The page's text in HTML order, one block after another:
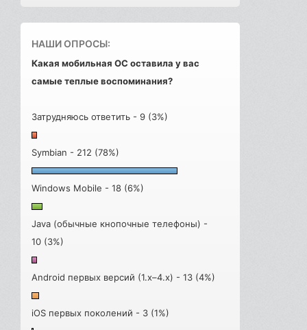
НАШИ ОПРОСЫ:
Какая мобильная ОС оставила у вас
самые теплые воспоминания?
Затрудняюсь ответить - 9 (3%)
Symbian - 212 (78%)
Windows Mobile - 18 (6%)
Java (обычные кнопочные телефоны) -
10 (3%)
Android первых версий (1.x–4.x) - 13 (4%)
iOS первых поколений - 3 (1%)